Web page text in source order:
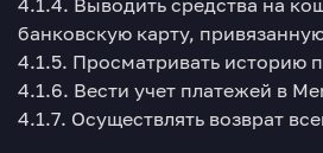
4.1.4. Выводить средства на
банковскую карту,
4.1.5. Просматривать историю
4.1.6. Вести учет платежей в
4.1.7. Осуществлять возврат